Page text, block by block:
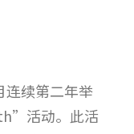
连续第二年举
活动。此活